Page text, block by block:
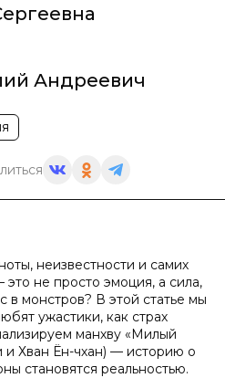
Андреевич
неизвестности и самих
не просто эмоция, а сила,
в монстров? В этой статье мы
ужастики, как страх
манхву «Милый
Хван Ён-чхан) — историю о
становятся реальностью.